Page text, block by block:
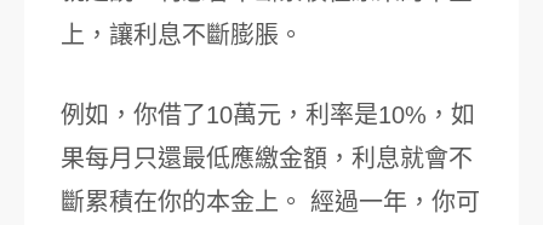
上，讓利息不斷膨脹。
例如，你借了10萬元，利率是10%，如
果每月只還最低應繳金額，利息就會不
斷累積在你的本金上。 經過一年，你可